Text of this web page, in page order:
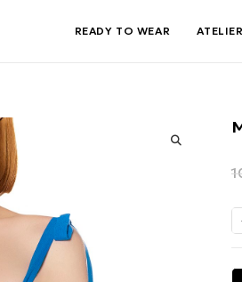
READY TO WEAR ATELIER